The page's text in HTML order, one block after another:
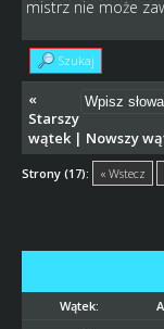
mistrz nie może
Szukaj
«
Starszy
wątek| Nowszy
Strony (17): « Wstecz
Wątek: